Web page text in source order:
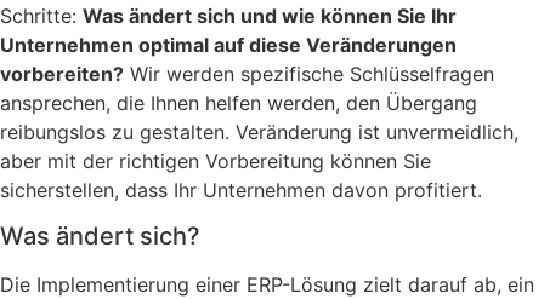
Schritte: Was ändert sich und wie können Sie Ihr
Unternehmen optimal auf diese Veränderungen
vorbereiten? Wir werden spezifische Schlüsselfragen
ansprechen, die Ihnen helfen werden, den Übergang
reibungslos zu gestalten. Veränderung ist unvermeidlich,
aber mit der richtigen Vorbereitung können Sie
sicherstellen, dass Ihr Unternehmen davon profitiert.
Was ändert sich?
Die Implementierung einer ERP-Lösung zielt darauf ab, ein